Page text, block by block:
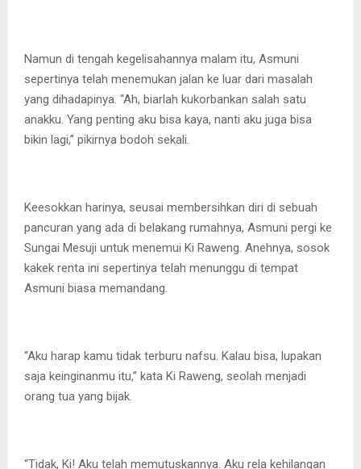
Namun di tengah kegelisahannya malam itu, Asmuni
sepertinya telah menemukan jalan ke luar dari masalah
yang dihadapinya. “Ah, biarlah kukorbankan salah satu
anakku. Yang penting aku bisa kaya, nanti aku juga bisa
bikin lagi,” pikirnya bodoh sekali.
Keesokkan harinya, seusai membersihkan diri di sebuah
pancuran yang ada di belakang rumahnya, Asmuni pergi ke
Sungai Mesuji untuk menemui Ki Raweng. Anehnya, sosok
kakek renta ini sepertinya telah menunggu di tempat
Asmuni biasa memandang.
“Aku harap kamu tidak terburu nafsu. Kalau bisa, lupakan
saja keinginanmu itu,” kata Ki Raweng, seolah menjadi
orang tua yang bijak.
“Tidak, Ki! Aku telah memutuskannya. Aku rela kehilangan